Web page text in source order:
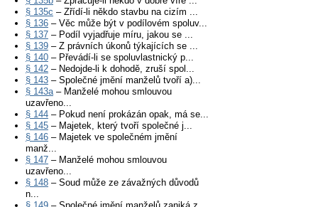
§ 135c – Zřídí-li někdo stavbu na cizím ...
§ 136 – Věc může být v podílovém spoluv...
§ 137 – Podíl vyjadřuje míru, jakou se ...
§ 139 – Z právních úkonů týkajících se ...
§ 140 – Převádí-li se spoluvlastnický p...
§ 142 – Nedojde-li k dohodě, zruší spol...
§ 143 – Společné jmění manželů tvoří a)...
§ 143a– Manželé mohou smlouvou
uzavřeno...
§ 144 – Pokud není prokázán opak, má se...
§ 145 – Majetek, který tvoří společné j...
§ 146 – Majetek ve společném jmění
manž...
§ 147 – Manželé mohou smlouvou
uzavřeno...
§ 148 – Soud může ze závažných důvodů
n...